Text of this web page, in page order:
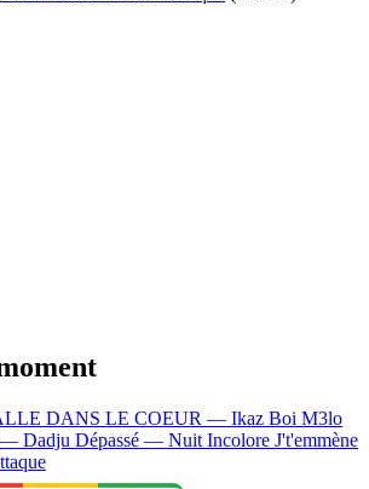
DANS LE COEUR — Ikaz Boi M3lo
Dadju Dépassé — Nuit Incolore J't'emmène